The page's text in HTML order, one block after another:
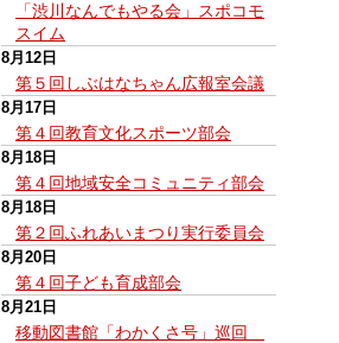
「渋川なんでもやる会」スポコモ
スイム
8月12日
第５回しぶはなちゃん広報室会議
8月17日
第４回教育文化スポーツ部会
8月18日
第４回地域安全コミュニティ部会
8月18日
第２回ふれあいまつり実行委員会
8月20日
第４回子ども育成部会
8月21日
移動図書館「わかくさ号」巡回